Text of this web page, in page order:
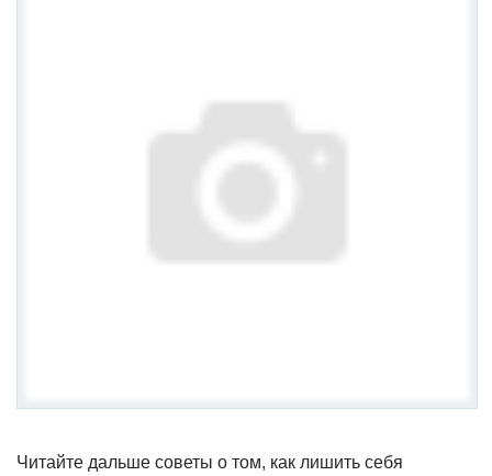
Читайте дальше советы о том, как лишить себя